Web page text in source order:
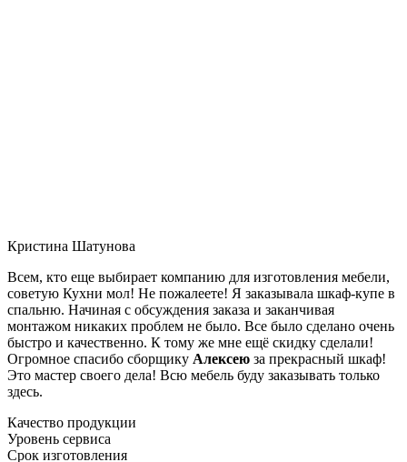
Кристина Шатунова
Всем, кто еще выбирает компанию для изготовления мебели,
советую Кухни мол! Не пожалеете! Я заказывала шкаф-купе в
спальню. Начиная с обсуждения заказа и заканчивая
монтажом никаких проблем не было. Все было сделано очень
быстро и качественно. К тому же мне ещё скидку сделали!
Огромное спасибо сборщику Алексею за прекрасный шкаф!
Это мастер своего дела! Всю мебель буду заказывать только
здесь.
Качество продукции
Уровень сервиса
Срок изготовления